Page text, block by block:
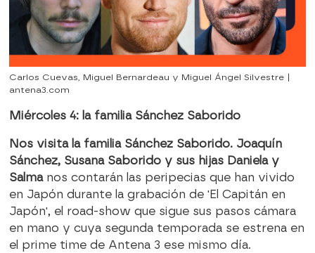
Carlos Cuevas, Miguel Bernardeau y Miguel Ángel Silvestre |
antena3.com
Miércoles 4: la familia Sánchez Saborido
Nos visita la familia Sánchez Saborido. Joaquín
Sánchez, Susana Saborido y sus hijas Daniela y
Salmanos contarán las peripecias que han vivido
en Japón durante la grabación de 'El Capitán en
Japón', el road-show que sigue sus pasos cámara
en mano y cuya segunda temporada se estrena en
el prime time de Antena 3 ese mismo día.